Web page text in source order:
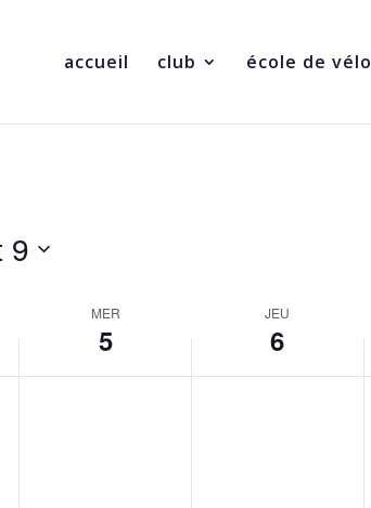
accueil club école de vélo
9
MER
5
JEU
6